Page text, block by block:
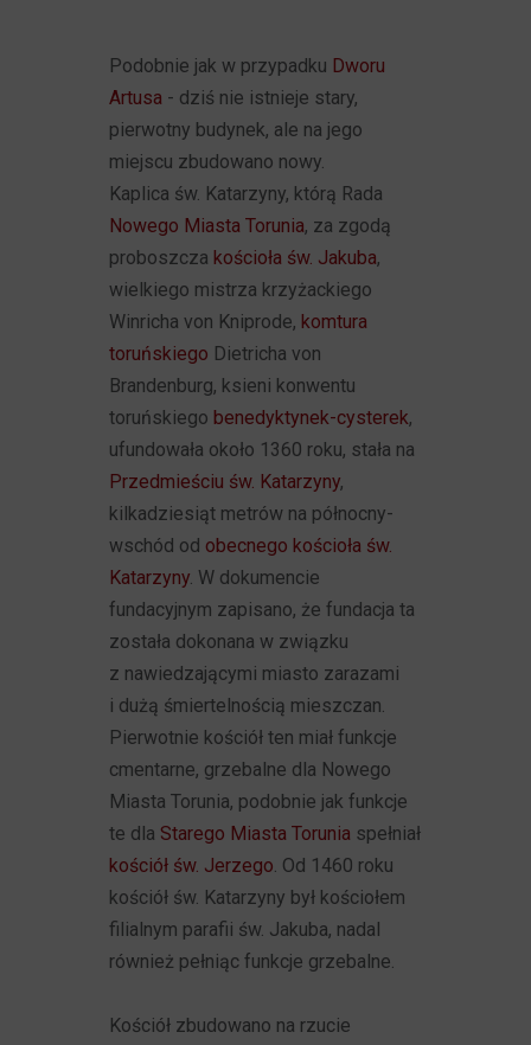
Podobnie jak w przypadku Dworu
Artusa - dziś nie istnieje stary,
pierwotny budynek, ale na jego
miejscu zbudowano nowy.
Kaplica św. Katarzyny, którą Rada
Nowego Miasta Torunia, za zgodą
proboszcza kościoła św. Jakuba,
wielkiego mistrza krzyżackiego
Winricha von Kniprode, komtura
toruńskiego Dietricha von
Brandenburg, ksieni konwentu
toruńskiego benedyktynek-cysterek,
ufundowała około 1360 roku, stała na
Przedmieściu św. Katarzyny,
kilkadziesiąt metrów na północny-
wschód od obecnego kościoła św.
Katarzyny. W dokumencie
fundacyjnym zapisano, że fundacja ta
została dokonana w związku
z nawiedzającymi miasto zarazami
i dużą śmiertelnością mieszczan.
Pierwotnie kościół ten miał funkcje
cmentarne, grzebalne dla Nowego
Miasta Torunia, podobnie jak funkcje
te dla Starego Miasta Torunia spełniał
kościół św. Jerzego. Od 1460 roku
kościół św. Katarzyny był kościołem
filialnym parafii św. Jakuba, nadal
również pełniąc funkcje grzebalne.
Kościół zbudowano na rzucie